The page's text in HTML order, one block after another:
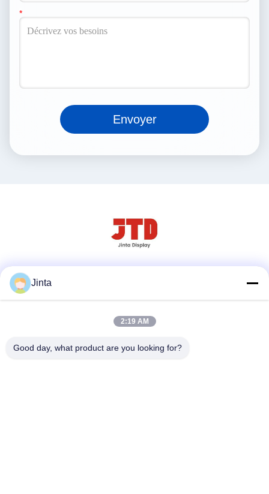
Envoyer
Jinta
2:19 AM
Good day, what product are you looking for?